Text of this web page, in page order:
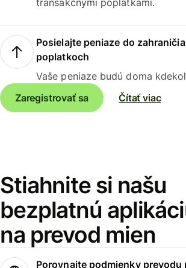
transakčnými poplatkami.
Posielajte peniaze do
poplatkoch
Vaše peniaze budú doma
Zaregistrovať sa
Čítať viac
Stiahnite si našu
bezplatnú
na prevod mien
Porovnajte podmienky